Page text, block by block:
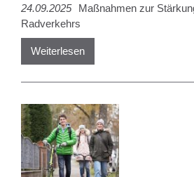
24.09.2025
Maßnahmen zur
Radverkehrs
Weiterlesen